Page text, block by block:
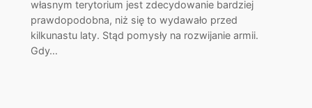
własnym terytorium jest zdecydowanie bardziej
prawdopodobna, niż się to wydawało przed
kilkunastu laty. Stąd pomysły na rozwijanie armii.
Gdy…